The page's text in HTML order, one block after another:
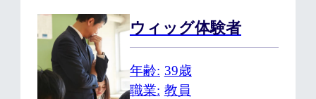
ウィッグ体験者
年齢
39歳
職業 教員